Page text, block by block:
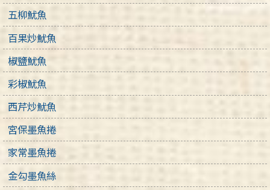
五柳魷魚
百果炒魷魚
椒鹽魷魚
彩椒魷魚
西芹炒魷魚
宮保墨魚捲
家常墨魚捲
金勾墨魚絲